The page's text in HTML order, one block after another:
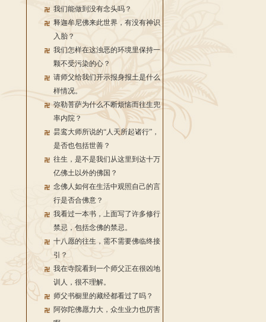
我们能做到没有念头吗？
释迦牟尼佛来此世界，有没有神识
入胎？
我们怎样在这浊恶的环境里保持一
颗不受污染的心？
请师父给我们开示报身报土是什么
样情况。
弥勒菩萨为什么不断烦恼而往生兜
率内院？
昙鸾大师所说的“人天所起诸行”，
是否也包括世善？
往生，是不是我们从这里到达十万
亿佛土以外的佛国？
念佛人如何在生活中观照自己的言
行是否合佛意？
我看过一本书，上面写了许多修行
禁忌，包括念佛的禁忌。
十八愿的往生，需不需要佛临终接
引？
我在寺院看到一个师父正在很凶地
训人，很不理解。
师父书橱里的藏经都看过了吗？
阿弥陀佛愿力大，众生业力也厉害